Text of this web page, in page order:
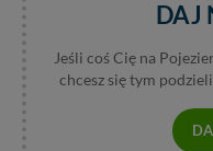
DAJ
Jeśli coś Cię na
chcesz się tym